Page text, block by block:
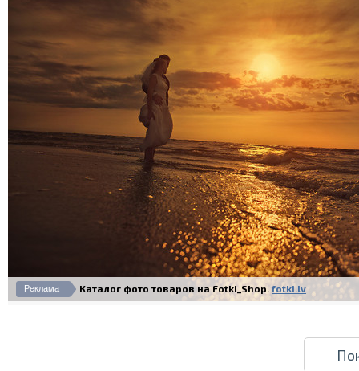
Реклама Каталог фото товаров на Fotki_Shop. fotki.lv